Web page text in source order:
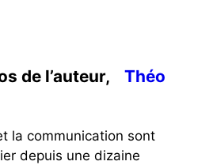
de l’auteur,
Théo
la communication sont
depuis une dizaine